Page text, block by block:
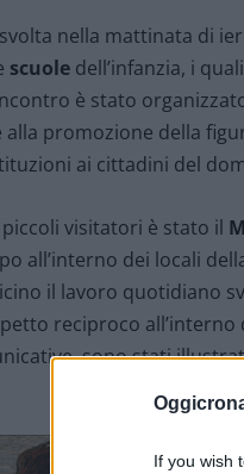
If you wish
svolta nella mattinata di
scuole dell’infanzia, i
è stato
alla promozione della
ai cittadini del
visitatori è stato il
all’interno dei locali
il lavoro quotidiano
reciproco
sono stati